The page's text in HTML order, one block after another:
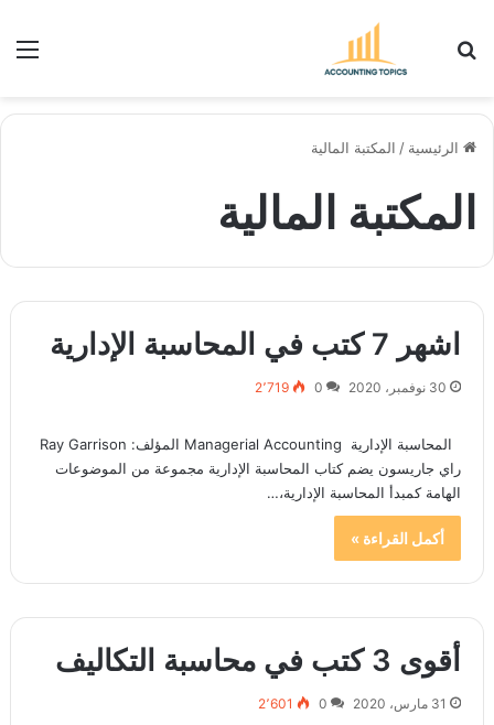
الرئيسية / المكتبة المالية
المكتبة المالية
اشهر 7 كتب في المحاسبة الإدارية
30 نوفمبر، 2020 0 2٬719
المحاسبة الإدارية Managerial Accounting المؤلف: Ray Garrison
راي جاريسون يضم كتاب المحاسبة الإدارية مجموعة من الموضوعات
الهامة كمبدأ المحاسبة الإدارية،…
أكمل القراءة »
أقوى 3 كتب في محاسبة التكاليف
31 مارس، 2020 0 2٬601